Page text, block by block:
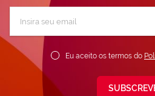
Newsletter:
Eu aceito os termos do